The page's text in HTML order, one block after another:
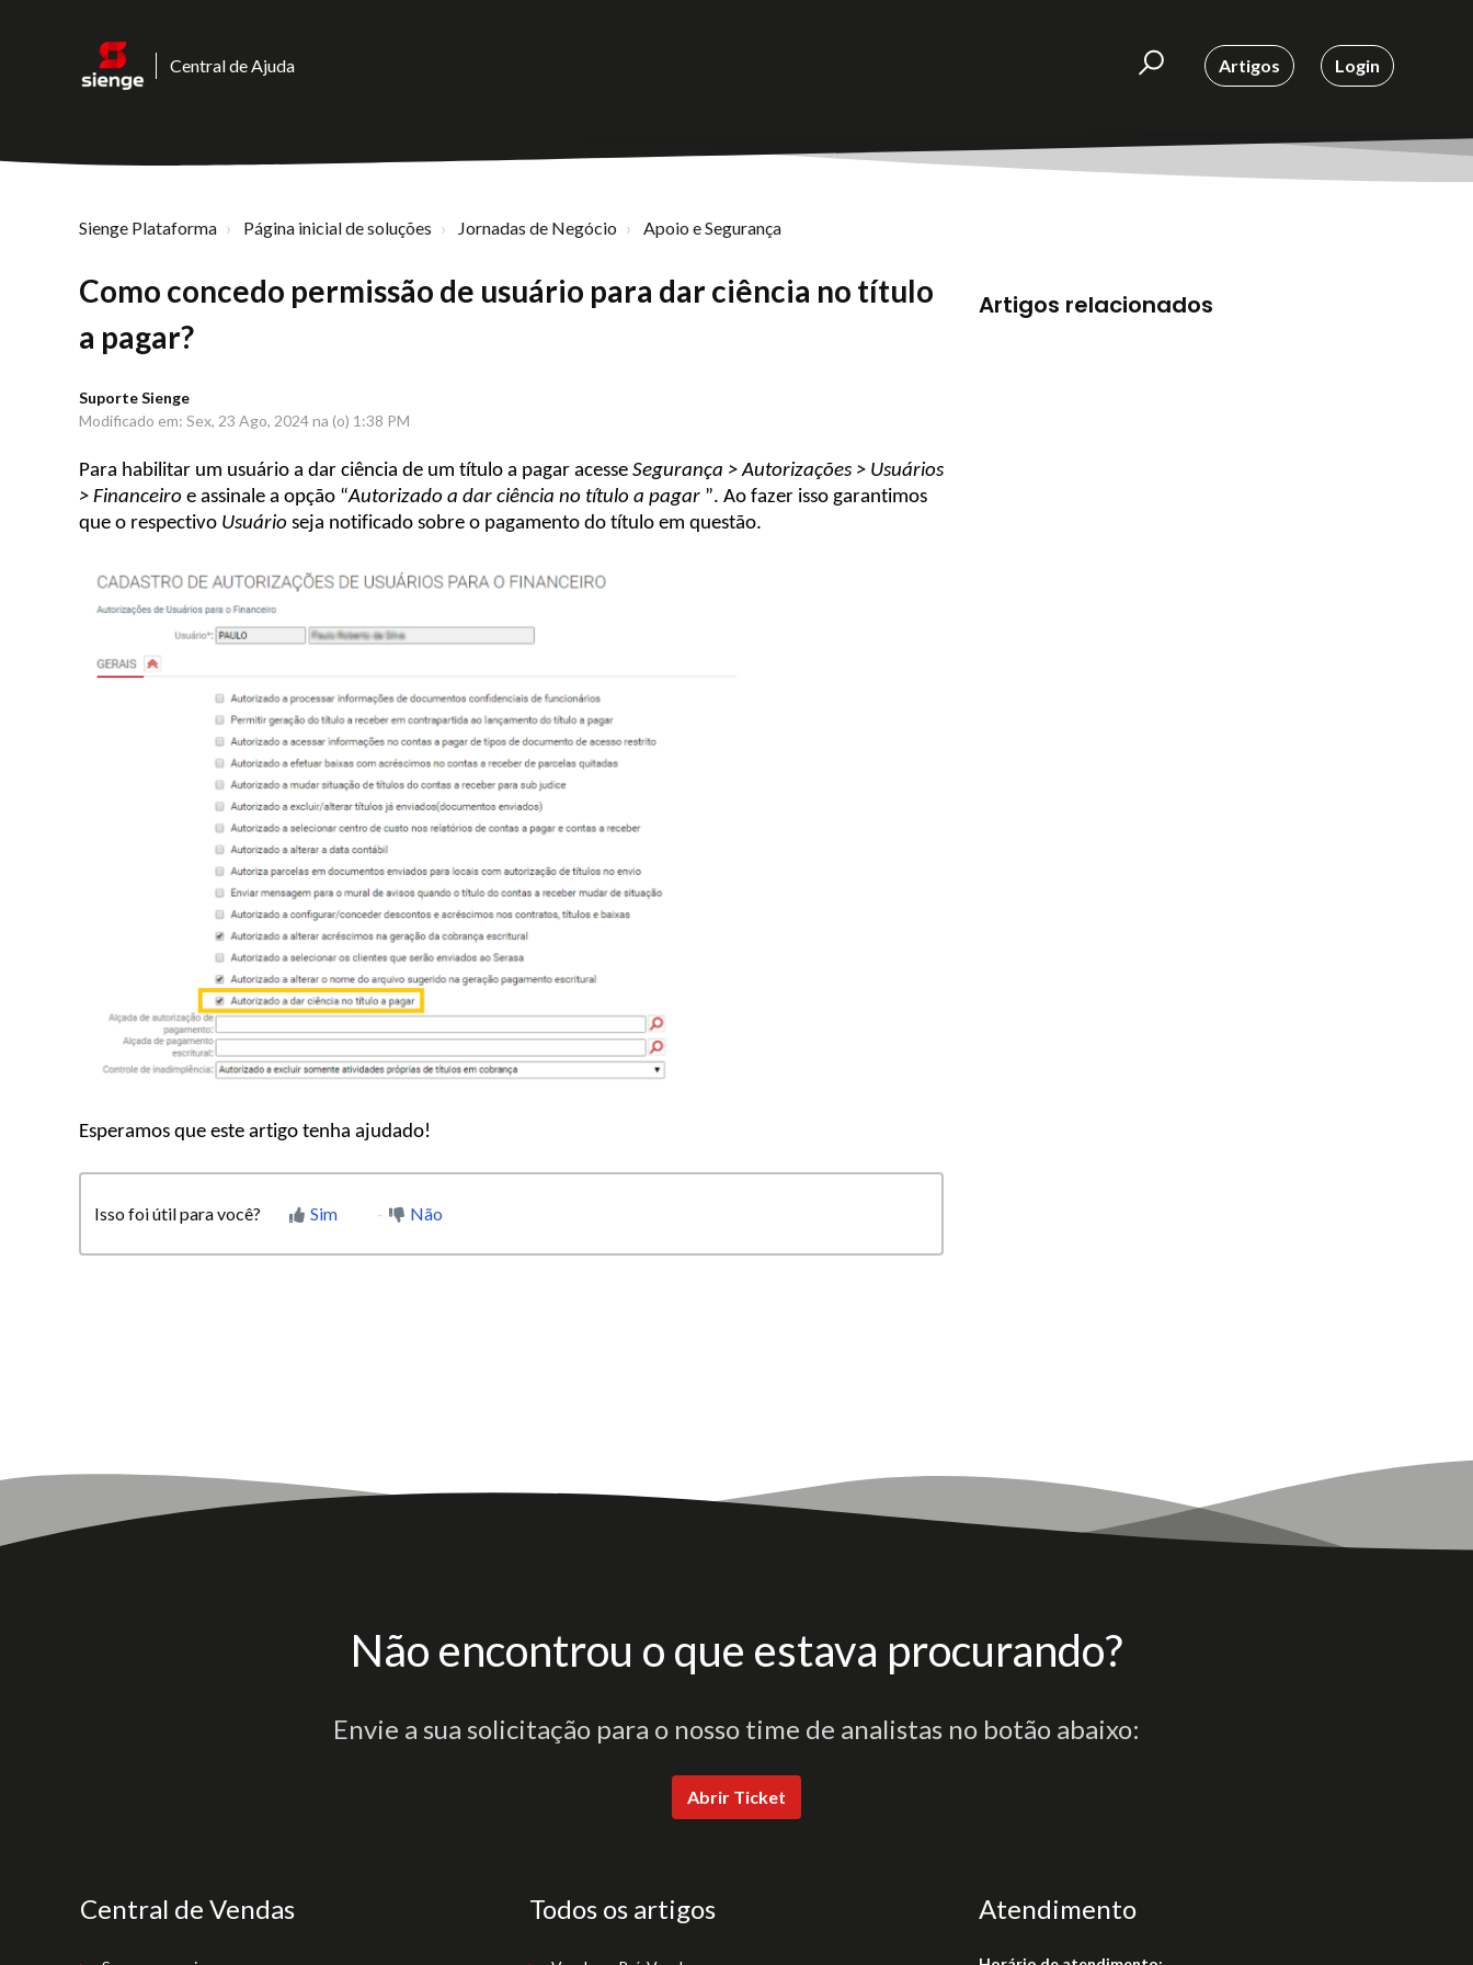
Central de Ajuda Artigos Login
Sienge Plataforma Página inicial de soluções Jornadas de Negócio Apoio e Segurança
Como concedo permissão de usuário para dar ciência no título
a pagar?
Suporte Sienge
Modificado em: Sex, 23 Ago, 2024 na (o) 1:38 PM
Para habilitar um usuário a dar ciência de um título a pagar acesse Segurança > Autorizações > Usuários
> Financeiro e assinale a opção “Autorizado a dar ciência no título a pagar ”. Ao fazer isso garantimos
que o respectivo Usuário seja notificado sobre o pagamento do título em questão.
Esperamos que este artigo tenha ajudado!
Isso foi útil para você? Sim Não
Artigos relacionados
Não encontrou o que estava procurando?
Envie a sua solicitação para o nosso time de analistas no botão abaixo:
Abrir Ticket
Central de Vendas Todos os artigos Atendimento